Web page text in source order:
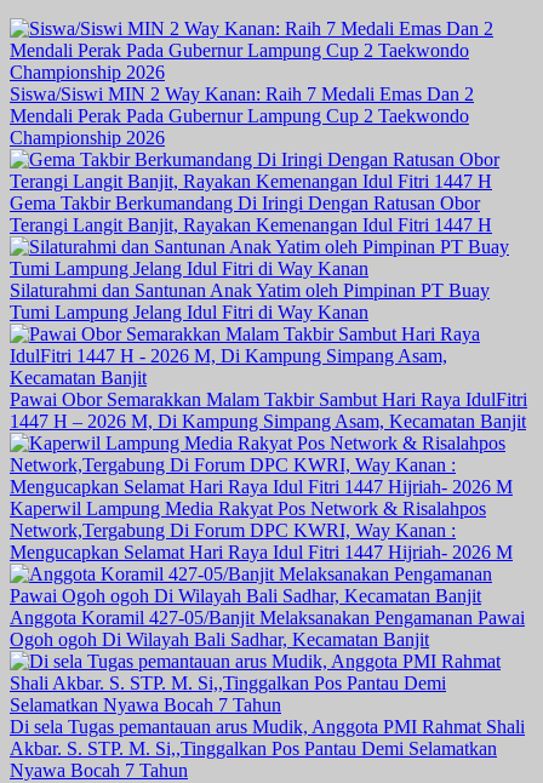
Siswa/Siswi MIN 2 Way Kanan: Raih 7 Medali Emas Dan 2
Mendali Perak Pada Gubernur Lampung Cup 2 Taekwondo
Championship 2026
Gema Takbir Berkumandang Di Iringi Dengan Ratusan Obor
Terangi Langit Banjit, Rayakan Kemenangan Idul Fitri 1447 H
Silaturahmi dan Santunan Anak Yatim oleh Pimpinan PT Buay
Tumi Lampung Jelang Idul Fitri di Way Kanan
Pawai Obor Semarakkan Malam Takbir Sambut Hari Raya IdulFitri
1447 H – 2026 M, Di Kampung Simpang Asam, Kecamatan Banjit
Kaperwil Lampung Media Rakyat Pos Network & Risalahpos
Network,Tergabung Di Forum DPC KWRI, Way Kanan :
Mengucapkan Selamat Hari Raya Idul Fitri 1447 Hijriah- 2026 M
Anggota Koramil 427-05/Banjit Melaksanakan Pengamanan Pawai
Ogoh ogoh Di Wilayah Bali Sadhar, Kecamatan Banjit
Di sela Tugas pemantauan arus Mudik, Anggota PMI Rahmat Shali
Akbar. S. STP. M. Si,,Tinggalkan Pos Pantau Demi Selamatkan
Nyawa Bocah 7 Tahun